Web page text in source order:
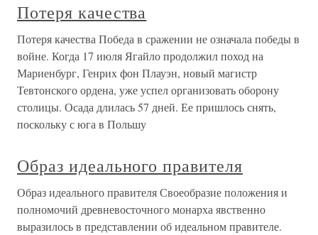
Потеря качества
Потеря качества Победа в сражении не означала победы в
войне. Когда 17 июля Ягайло продолжил поход на
Мариенбург, Генрих фон Плауэн, новый магистр
Тевтонского ордена, уже успел организовать оборону
столицы. Осада длилась 57 дней. Ее пришлось снять,
поскольку с юга в Польшу
Образ идеального правителя
Образ идеального правителя Своеобразие положения и
полномочий древневосточного монарха явственно
выразилось в представлении об идеальном правителе.